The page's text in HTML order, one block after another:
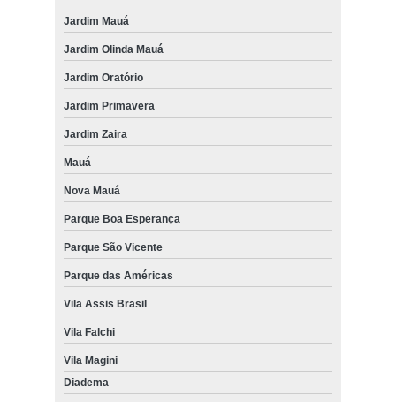
Jardim Mauá
Jardim Olinda Mauá
Jardim Oratório
Jardim Primavera
Jardim Zaira
Mauá
Nova Mauá
Parque Boa Esperança
Parque São Vicente
Parque das Américas
Vila Assis Brasil
Vila Falchi
Vila Magini
Diadema